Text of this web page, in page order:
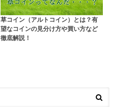
草コイン（アルトコイン）とは？有
望なコインの見分け方や買い方など
徹底解説！